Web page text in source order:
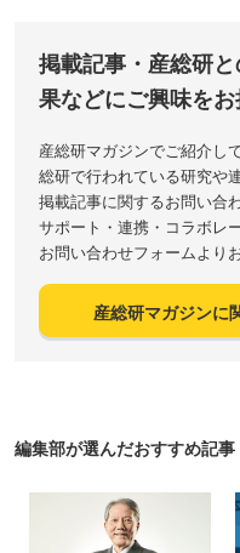
掲載記事・産総研
果などにご興味を
産総研マガジンでご紹介し
総研で行われている研究や
掲載記事に関するお問い合
サポート・連携・コラボレ
お問い合わせフォームより
産総研マガジンに
編集部が選んだおすすめ記事